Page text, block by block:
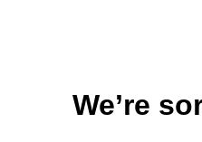
We’re